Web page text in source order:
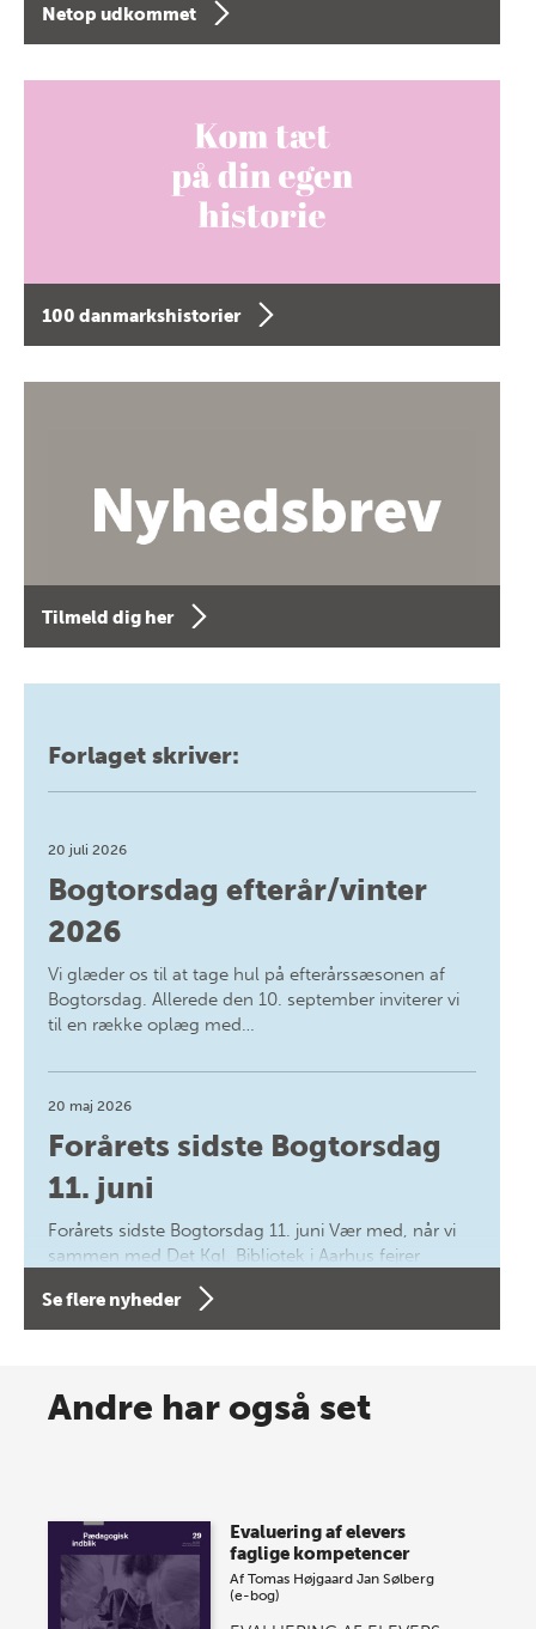
Netop udkommet
100 danmarkshistorier
Tilmeld dig her
Forlaget skriver:
20 juli 2026
Bogtorsdag efterår/vinter
2026
Vi glæder os til at tage hul på efterårssæsonen af
Bogtorsdag. Allerede den 10. september inviterer vi
til en række oplæg med…
20 maj 2026
Forårets sidste Bogtorsdag
11. juni
Forårets sidste Bogtorsdag 11. juni Vær med, når vi
sammen med Det Kgl. Bibliotek i Aarhus fejrer
forfatterne bag vores nyes…
Spar op til 70% til sommer-
onsdag den 10. j…
Se flere nyheder
Andre har også set
Evaluering af elevers
faglige kompetencer
AfTomas Højgaard Jan Sølberg
(e-bog)